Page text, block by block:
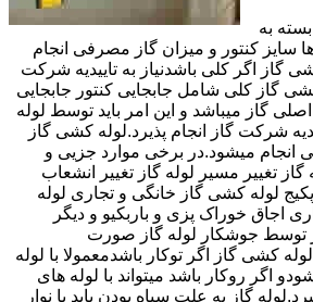
به
سایز کنتور و میزان گاز مصرفی انجام
گاز اگر کلی باشدنیاز به تاییدیه شرکت
گاز کلی شامل جابجایی کنتور جابجایی
گاز میباشد و این امر باید توسط لوله
شرکت گاز انجام پذیرد.لوله کشی گاز
انجام میشود.در برخی موارد جزیی و
تغییر مسیر لوله گاز تغییر انشعاب
لوله کشی گاز خانگی و تجاری لوله
اجاق خوراک پزی و باربکیو و دیگر
توسط جوشکار لوله گاز صورت
کشی گاز اگر توکار باشدمعمولا با لوله
اگر روکار باشد میتواند با لوله های
گاز به علت سیاه بودن باید با نوار